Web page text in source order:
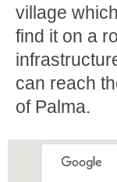
village
find it on a
can reach
of Palma.